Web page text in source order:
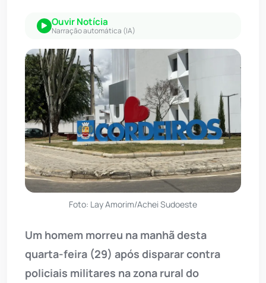
Ouvir Notícia
Narração automática (IA)
Foto: Lay Amorim/Achei Sudoeste
Um homem morreu na manhã desta
quarta-feira (29) após disparar contra
policiais militares na zona rural do